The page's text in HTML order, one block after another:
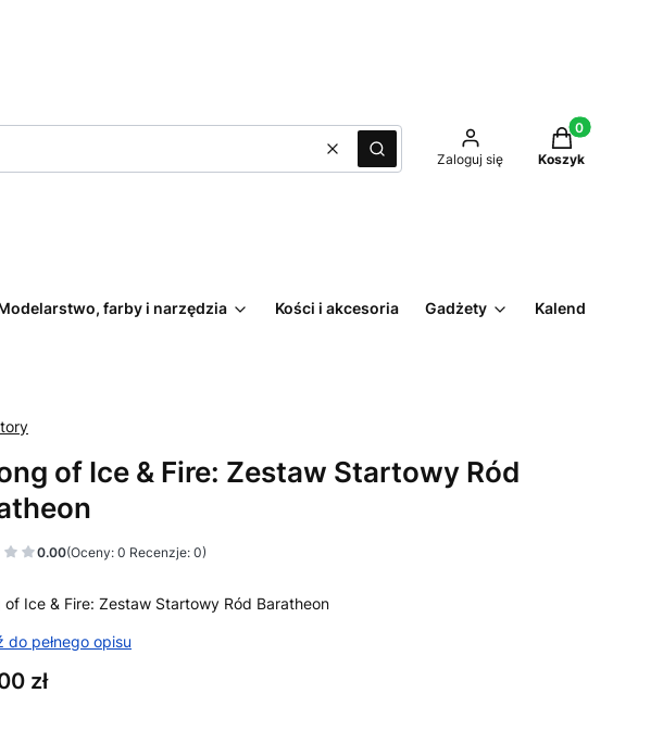
WyczyśćSzukaj Zaloguj się
Produkty w
Koszyk
farby i narzędzia Kości i akcesoria Gadżety Kalendarz
of Ice & Fire: Zestaw Startowy Ród
0.00(Oceny: 0 Recenzje: 0)
of Ice & Fire: Zestaw Startowy Ród Baratheon
do pełnego opisu
zł